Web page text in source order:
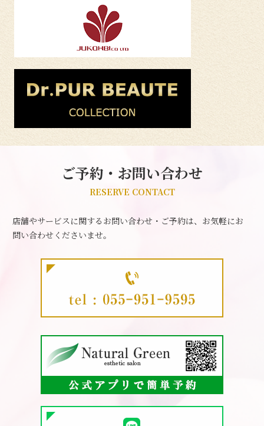
ご予約・お問い合わせ
RESERVE CONTACT
店舗やサービスに関するお問い合わせ・ご予約は、お気軽にお
問い合わせくださいませ。